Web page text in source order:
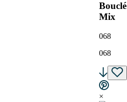
Bouclé
Mix
068
068
×